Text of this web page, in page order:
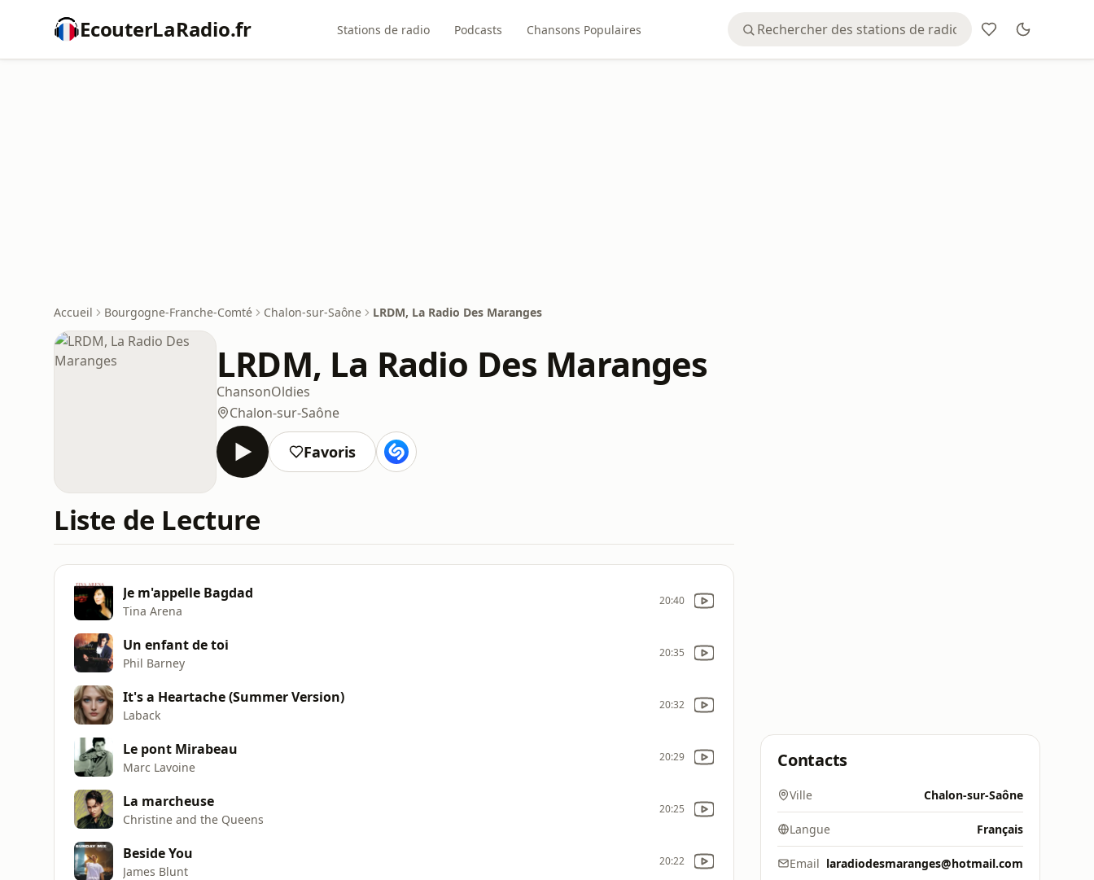
EcouterLaRadio.fr Stations de radio Podcasts Chansons Populaires
Accueil Bourgogne-Franche-Comté Chalon-sur-Saône LRDM, La Radio Des Maranges
LRDM, La Radio Des Maranges
ChansonOldies
Chalon-sur-Saône
Favoris
Liste de Lecture
Je m'appelle Bagdad
Tina Arena
20:40
Un enfant de toi
Phil Barney
20:35
It's a Heartache (Summer Version)
Laback
20:32
Le pont Mirabeau
Marc Lavoine
20:29
La marcheuse
Christine and the Queens
20:25
Beside You
James Blunt
20:22
Contacts
Ville Chalon-sur-Saône
Langue Français
Email laradiodesmaranges@hotmail.com